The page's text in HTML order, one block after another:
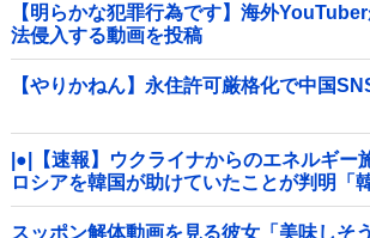
【明らかな犯罪行為です】海外
法侵入する動画を投稿
【やりかねん】永住許可厳格化で中国
|●|【速報】ウクライナからのエネルギー
ロシアを韓国が助けていたことが判明「
製油3万トンがロシア行き」
スッポン解体動画を見る彼女「美味しそ